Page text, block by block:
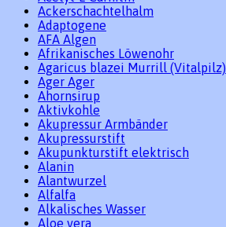
Ackerschachtelhalm
Adaptogene
AFA Algen
Afrikanisches Löwenohr
Agaricus blazei Murrill (Vitalpilz)
Ager Ager
Ahornsirup
Aktivkohle
Akupressur Armbänder
Akupressurstift
Akupunkturstift elektrisch
Alanin
Alantwurzel
Alfalfa
Alkalisches Wasser
Aloe vera